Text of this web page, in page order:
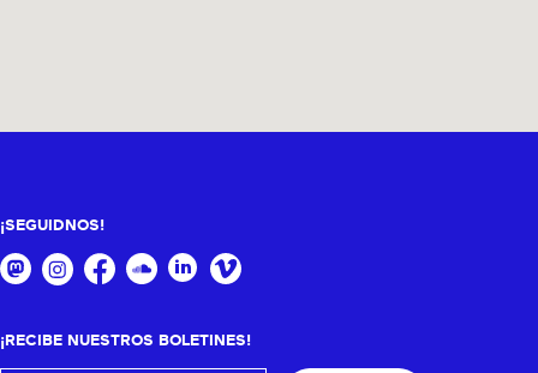
¡SEGUIDNOS!
¡RECIBE NUESTROS BOLETINES!